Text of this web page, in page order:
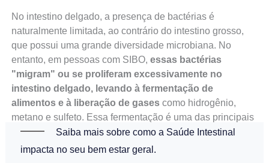
No intestino delgado, a presença de bactérias é
naturalmente limitada, ao contrário do intestino grosso,
que possui uma grande diversidade microbiana. No
entanto, em pessoas com SIBO, essas bactérias
"migram" ou se proliferam excessivamente no
intestino delgado, levando à fermentação de
alimentos e à liberação de gasescomo hidrogênio,
metano e sulfeto. Essa fermentação é uma das principais
causas dos sintomas característicos da condição.
Saiba mais sobre como a Saúde Intestinal
impacta no seu bem estar geral.